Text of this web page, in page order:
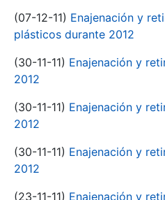
(07-12-11) Enajenación y
plásticos durante 2012
(30-11-11) Enajenación y
2012
(30-11-11) Enajenación y
2012
(30-11-11) Enajenación y
2012
(23-11-11) Enajenación y